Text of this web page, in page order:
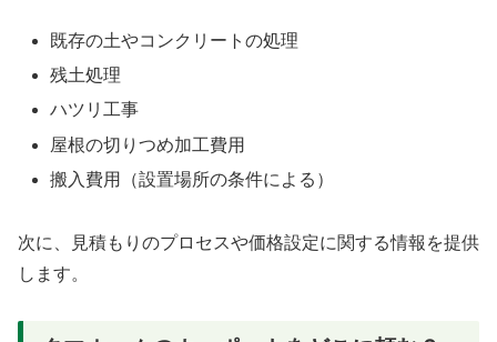
既存の土やコンクリートの処理
残土処理
ハツリ工事
屋根の切りつめ加工費用
搬入費用（設置場所の条件による）
次に、見積もりのプロセスや価格設定に関する情報を提供
します。